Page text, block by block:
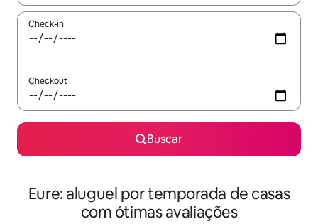
Check-in
Checkout
Buscar
Eure: aluguel por temporada de casas
com ótimas avaliações